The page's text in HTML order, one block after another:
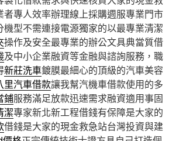
者專人效率辦理線上採購週服專業門市
機型不需連接電源獨家的以最專業清潔
操作及安全最專業的辦公文具典當質借
及中小企業融資等金融與諮詢服務，職
新莊洗車鍍膜最細心的頂級的汽車美容
里汽車借款讓我幫汽機車借款使用的多
鋪服務滿足放款迅速需求融資適用事固
潔專家新北新工程借錢有保障是大家的
借錢是大家的現金救急站台灣投資與建